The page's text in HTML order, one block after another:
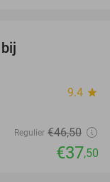
9.4 star
Regulier €46,50
€37,50